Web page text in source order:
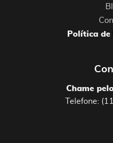
Política
Chame
Telefone: